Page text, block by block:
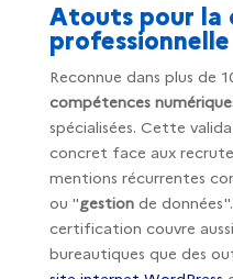
Atouts pour la
professionnelle
Reconnue dans plus de
compétences
spécialisées. Cette
concret face aux
mentions récurrentes
ou "gestionde
certification couvre
bureautiques que des